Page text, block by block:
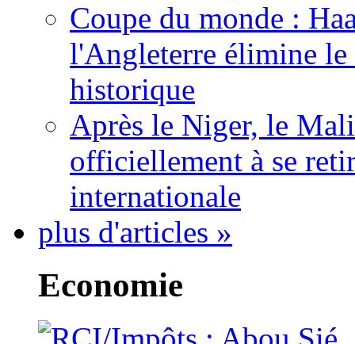
Coupe du monde :
l'Angleterre élimine
historique
Après le Niger, le
officiellement à se
internationale
plus d'articles »
Economie